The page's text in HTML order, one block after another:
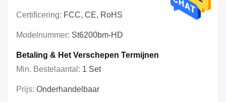
Certificering: FCC, CE, RoHS
Modelnummer: St6200bm-HD
Betaling & Het Verschepen Termijnen
Min. Bestelaantal: 1 Set
Prijs: Onderhandelbaar